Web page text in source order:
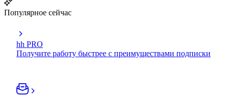
Популярное сейчас
hh PRO
Получите работу быстрее с преимуществами подписки